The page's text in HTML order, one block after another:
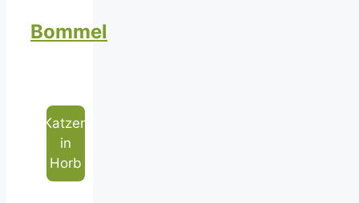
Bommel
Katzen
in
Horb